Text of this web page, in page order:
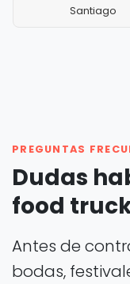
Santiago
PREGUNTAS
Dudas
food
Antes de
bodas,